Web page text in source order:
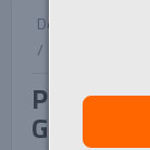
Domov
/
Prenosnik,
G3